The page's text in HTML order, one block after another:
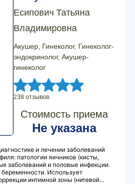
Есипович Татьяна
Владимировна
Акушер, Гинеколог, Гинеколог-
эндокринолог, Акушер-
гинеколог
238 отзывов
Стоимость приема
Не указана
и лечении заболеваний
патологии яичников (кисты,
заболеваний и половые инфекции.
Использует
интимной зоны (нитевой...